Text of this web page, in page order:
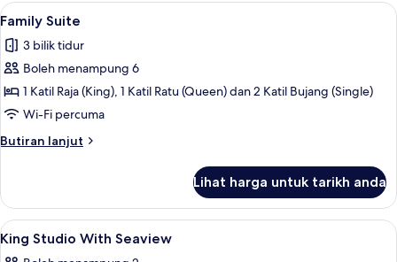
Lihat
semua
foto
untuk
Family
Suite
Family Suite | Bar mini, meja, ruang
1
Family Suite
3 bilik tidur
Boleh menampung 6
1 Katil Raja (King), 1 Katil Ratu (Queen) dan 2 Katil Bujang (Single)
Wi-Fi percuma
Butiran lanjut
Butiran
Suite
Lihat harga untuk tarikh anda
Lihat
semua
Bar mini, meja, ruang kerja
18
King Studio With Seaview